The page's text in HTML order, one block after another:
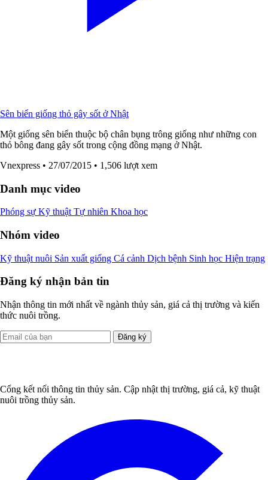
Sên biển giống thỏ gây sốt ở Nhật
Một giống sên biển thuộc bộ chân bụng trông giống như những con
thỏ bông đang gây sốt trong cộng đồng mạng ở Nhật.
Vnexpress • 27/07/2015 • 1,506 lượt xem
Danh mục video
Phóng sự Kỹ thuật Tự nhiên Khoa học
Nhóm video
Kỹ thuật nuôi Sản xuất giống Cá cảnh Dịch bệnh Sinh học Hiện trạng
Đăng ký nhận bản tin
Nhận thông tin mới nhất về ngành thủy sản, giá cả thị trường và kiến
thức nuôi trồng.
Đăng ký
Cổng kết nối thông tin thủy sản. Cập nhật thị trường, giá cả, kỹ thuật
nuôi trồng thủy sản.